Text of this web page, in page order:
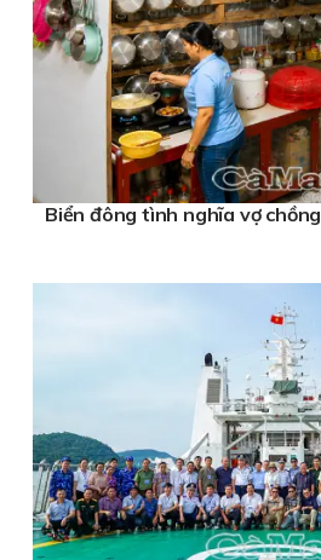
Biển đông tình nghĩa vợ chồng